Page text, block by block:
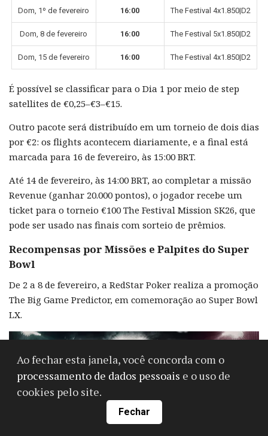
Dom, 1º de fevereiro 16:00 The Festival 4x1.850|D2
Dom, 8 de fevereiro 16:00 The Festival 5x1.850|D2
Dom, 15 de fevereiro 16:00 The Festival 4x1.850|D2
É possível se classificar para o Dia 1 por meio de step
satellites de €0,25–€3–€15.
Outro pacote será distribuído em um torneio de dois dias
por €2: os flights acontecem diariamente, e a final está
marcada para 16 de fevereiro, às 15:00 BRT.
Até 14 de fevereiro, às 14:00 BRT, ao completar a missão
Revenue (ganhar 20.000 pontos), o jogador recebe um
ticket para o torneio €100 The Festival Mission SK26, que
pode ser usado nas finais com sorteio de prêmios.
Recompensas por Missões e Palpites do Super
Bowl
De 2 a 8 de fevereiro, a RedStar Poker realiza a promoção
The Big Game Predictor, em comemoração ao Super Bowl
LX.
Ao fechar esta janela, você concorda com o
processamento de dados pessoais e o uso de
cookies pelo site.
Fechar